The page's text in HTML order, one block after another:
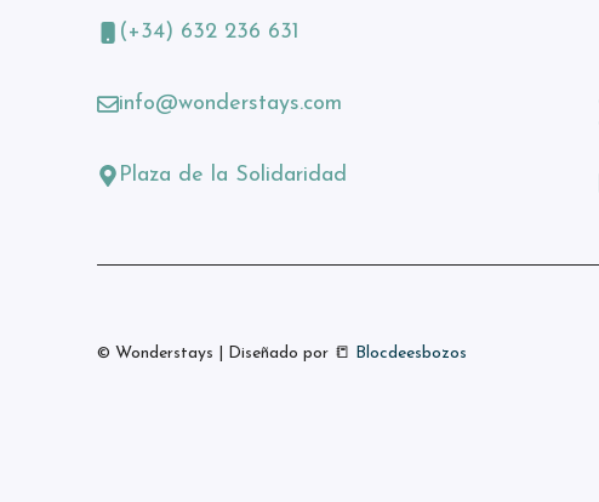
(+34) 632 236 631
info@wonderstays.com
Plaza de la Solidaridad
© Wonderstays | Diseñado por 📒 Blocdeesbozos